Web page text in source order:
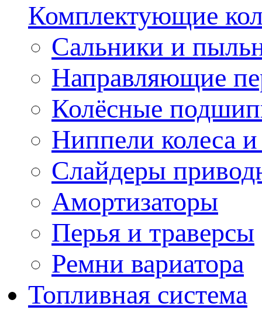
Комплектующие
Сальники и
Направляющие
Колёсные
Ниппели колеса
Слайдеры
Амортизаторы
Перья и траверсы
Ремни вариатора
Топливная система